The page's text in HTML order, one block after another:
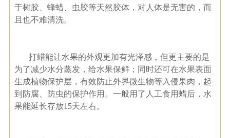
于树胶、蜂蜡、虫胶等天然胶体，对人体是无害的，而
且也不难清洗。
打蜡能让水果的外观更加有光泽感，但更主要的是
为了减少水分蒸发，给水果保鲜；同时还可在水果表面
生成植物保护层，有效防止外界微生物等入侵果肉，起
到防腐、防虫的保护作用。一般用了人工食用蜡后，水
果能延长存放15天左右。